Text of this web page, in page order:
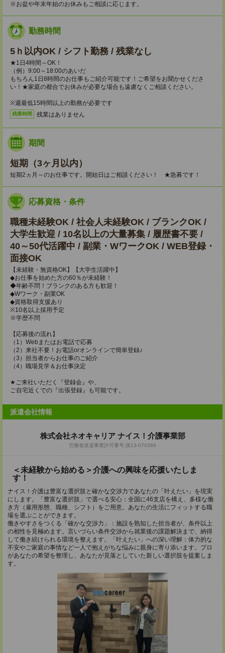
※お盆や年末年始のお休みもご相談に応じます。
勤務時間
5ｈ以内OK / シフト勤務 / 残業なし
★1日4時間～OK！
（例）9:00～18:00のあいだ
もちろん1日8時間のお仕事もご紹介可能です！ご希望をお聞かせくださ
い！★家庭の都合でお休みが必要な場合も遠慮なくご相談ください。
※週最低15時間以上の勤務が必要です
残業時間 残業はありません
期間
短期（3ヶ月以内）
短期2ヵ月～のお仕事です。開始日はご相談ください！ ★急募です！
応募資格・条件
職種未経験OK / 社会人未経験OK / ブランクOK /
大学生歓迎 / 10名以上の大量募集 / 履歴書不要 /
40～50代活躍中 / 副業・WワークOK / WEB登録・
面接OK
【未経験・無資格OK】【大学生活躍中】
◆お仕事を始めた方の60％が未経験！
◆年齢不問！ブランクのある方も歓迎！
◆Wワーク・副業OK
◆資格取得支援あり
※10名以上採用予定
※学歴不問
【応募後の流れ】
（1）Webまたはお電話で応募
（2）来社不要！お電話orオンラインで簡単登録♪
（3）担当者からお仕事のご紹介
（4）職場見学＆お仕事決定
★ご来社いただく『登録会』や、
ご自宅近くでの『出張登録』も可能です。
派遣会社情報
株式会社ネオキャリア ナイス！介護事業部
労働者派遣事業許可番号:派13-070366
＜未経験から始める＞介護への興味を応援いたしま
す！
ナイス！介護は豊富な選択肢と確かな交渉力であなたの「叶えたい」を現実
にします。「豊富な選択肢」で選べる安心：全国に46支店を構え、多様な働
き方（雇用形態、職種、シフト）をご用意。あなたの生活にフィットする職
場を選ぶことができます。
働きやすさをつくる「確かな交渉力」：施設を熟知した担当者が、条件以上
の相性を見極めます。言いづらい条件交渉から就業後の課題解決まで、納得
して働き続けられる環境を整えます。「叶えたい」への深い理解：体力的な
不安やご家庭の事情など一人で抱えがちな悩みに親身に寄り添います。プロ
があなたの希望を整理し、あなたが見落としていた新しい選択肢を提案しま
す。